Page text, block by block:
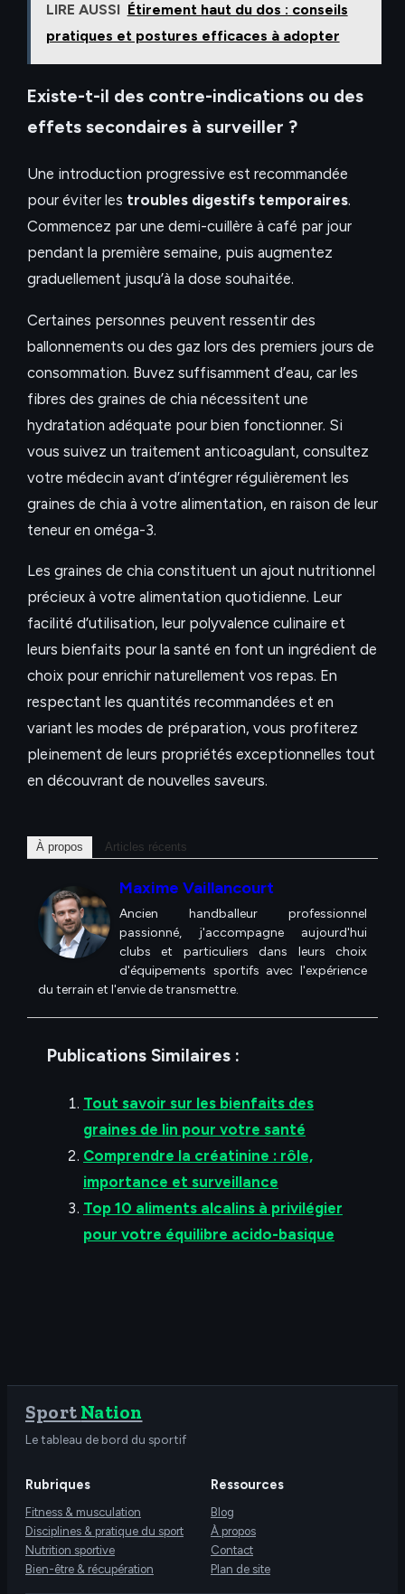
LIRE AUSSI Étirement haut du dos : conseils
pratiques et postures efficaces à adopter
Existe-t-il des contre-indications ou des
effets secondaires à surveiller ?
Une introduction progressive est recommandée
pour éviter les troubles digestifs temporaires.
Commencez par une demi-cuillère à café par jour
pendant la première semaine, puis augmentez
graduellement jusqu’à la dose souhaitée.
Certaines personnes peuvent ressentir des
ballonnements ou des gaz lors des premiers jours de
consommation. Buvez suffisamment d’eau, car les
fibres des graines de chia nécessitent une
hydratation adéquate pour bien fonctionner. Si
vous suivez un traitement anticoagulant, consultez
votre médecin avant d’intégrer régulièrement les
graines de chia à votre alimentation, en raison de leur
teneur en oméga-3.
Les graines de chia constituent un ajout nutritionnel
précieux à votre alimentation quotidienne. Leur
facilité d’utilisation, leur polyvalence culinaire et
leurs bienfaits pour la santé en font un ingrédient de
choix pour enrichir naturellement vos repas. En
respectant les quantités recommandées et en
variant les modes de préparation, vous profiterez
pleinement de leurs propriétés exceptionnelles tout
en découvrant de nouvelles saveurs.
À propos Articles récents
Maxime Vaillancourt
Ancien handballeur professionnel
passionné, j'accompagne aujourd'hui
clubs et particuliers dans leurs choix
d'équipements sportifs avec l'expérience
du terrain et l'envie de transmettre.
Publications Similaires :
Tout savoir sur les bienfaits des
graines de lin pour votre santé
Comprendre la créatinine : rôle,
importance et surveillance
Top 10 aliments alcalins à privilégier
pour votre équilibre acido-basique
Sport Nation
Le tableau de bord du sportif
Rubriques
Fitness & musculation
Disciplines & pratique du sport
Nutrition sportive
Bien-être & récupération
Ressources
Blog
À propos
Contact
Plan de site